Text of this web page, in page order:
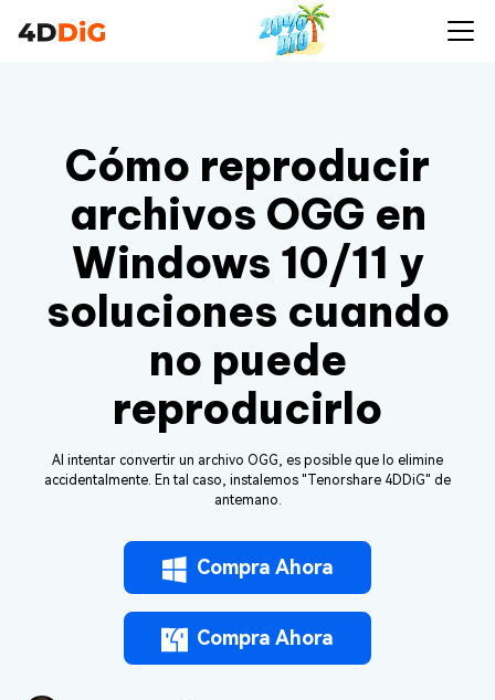
Cómo reproducir
archivos OGG en
Windows 10/11 y
soluciones cuando
no puede
reproducirlo
Al intentar convertir un archivo OGG, es posible que lo elimine
accidentalmente. En tal caso, instalemos "Tenorshare 4DDiG" de
antemano.
Compra Ahora
Compra Ahora